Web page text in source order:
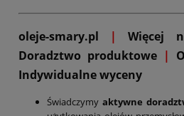
oleje-smary.pl | Więcej
Doradztwo produktowe |
Indywidualne wyceny
Świadczymy aktywne